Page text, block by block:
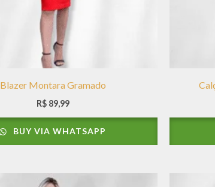
Blazer Montara Gramado
R$89,99
BUY VIA WHATSAPP